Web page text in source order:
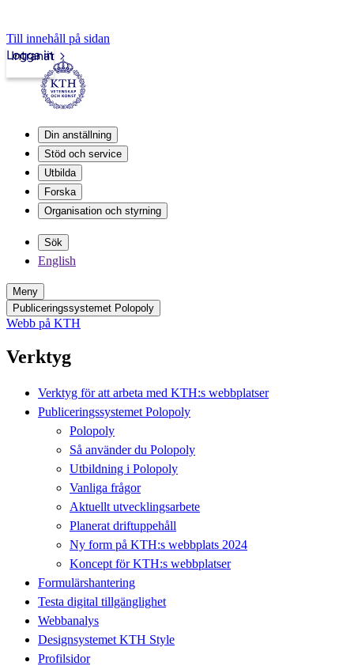
Till innehåll på sidan
Intranät
Logga in
Din anställning
Stöd och service
Utbilda
Forska
Organisation och styrning
Sök
English
Meny
Publiceringssystemet Polopoly
Webb på KTH
Verktyg
Verktyg för att arbeta med KTH:s webbplatser
Publiceringssystemet Polopoly
Polopoly
Så använder du Polopoly
Utbildning i Polopoly
Vanliga frågor
Aktuellt utvecklingsarbete
Planerat driftuppehåll
Ny form på KTH:s webbplats 2024
Koncept för KTH:s webbplatser
Formulärshantering
Testa digital tillgänglighet
Webbanalys
Designsystemet KTH Style
Profilsidor